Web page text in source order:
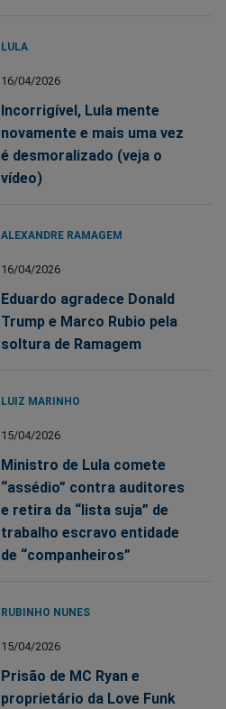
LULA
16/04/2026
Incorrigível, Lula mente
novamente e mais uma vez
é desmoralizado (veja o
vídeo)
ALEXANDRE RAMAGEM
16/04/2026
Eduardo agradece Donald
Trump e Marco Rubio pela
soltura de Ramagem
LUIZ MARINHO
15/04/2026
Ministro de Lula comete
“assédio” contra auditores
e retira da “lista suja” de
trabalho escravo entidade
de “companheiros”
RUBINHO NUNES
15/04/2026
Prisão de MC Ryan e
proprietário da Love Funk